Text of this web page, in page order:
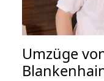
Umzüge